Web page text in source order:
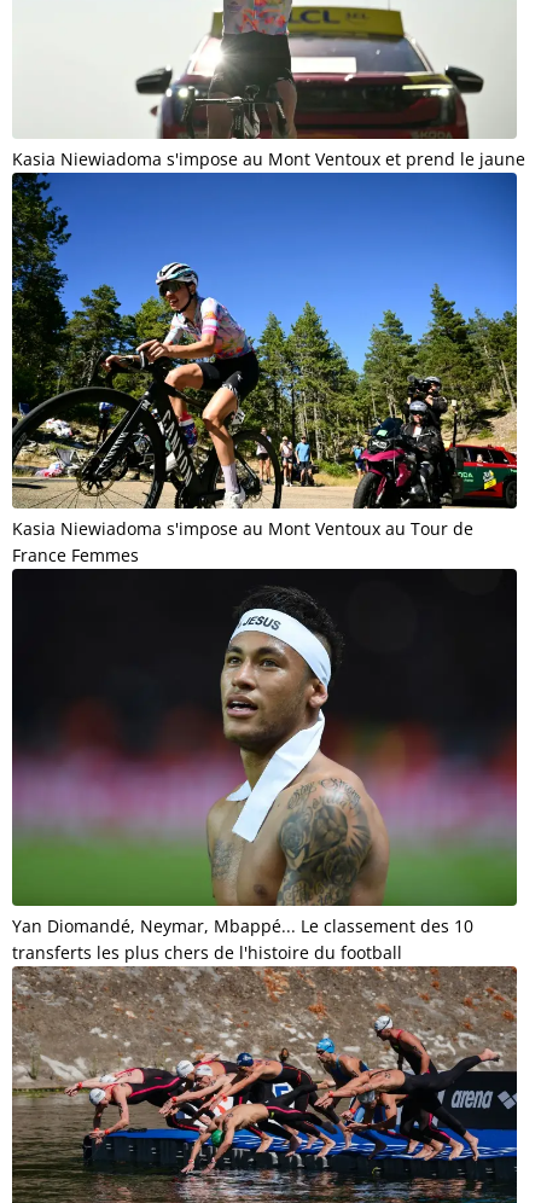
Kasia Niewiadoma s'impose au Mont Ventoux et prend le jaune
Kasia Niewiadoma s'impose au Mont Ventoux au Tour de
France Femmes
Yan Diomandé, Neymar, Mbappé... Le classement des 10
transferts les plus chers de l'histoire du football